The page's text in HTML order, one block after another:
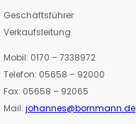
Geschäftsführer
Verkaufsleitung
Mobil: 0170 – 7338972
Telefon: 05658 – 92000
Fax: 05658 – 92065
Mail: johannes@bornmann.de